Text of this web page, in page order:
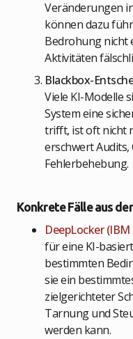
Veränderungen
können dazu
Bedrohung nicht
Aktivitäten
Blackbox-
Viele KI-Modelle
System eine
trifft, ist oft nicht
erschwert Audits,
Fehlerbehebung.
Konkrete Fälle aus
DeepLocker
für eine KI-
bestimmten
sie ein
zielgerichteter
Tarnung und
werden kann.